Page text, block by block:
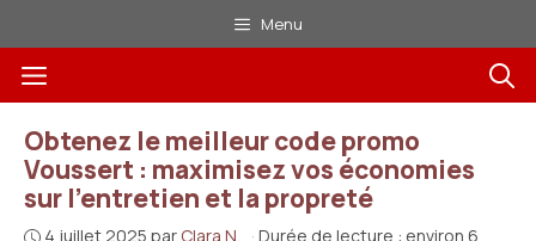
au
contenu
Menu
Menu
Obtenez le meilleur code promo
Voussert : maximisez vos économies
sur l’entretien et la propreté
4 juillet 2025 par Clara N. · Durée de lecture : environ 6